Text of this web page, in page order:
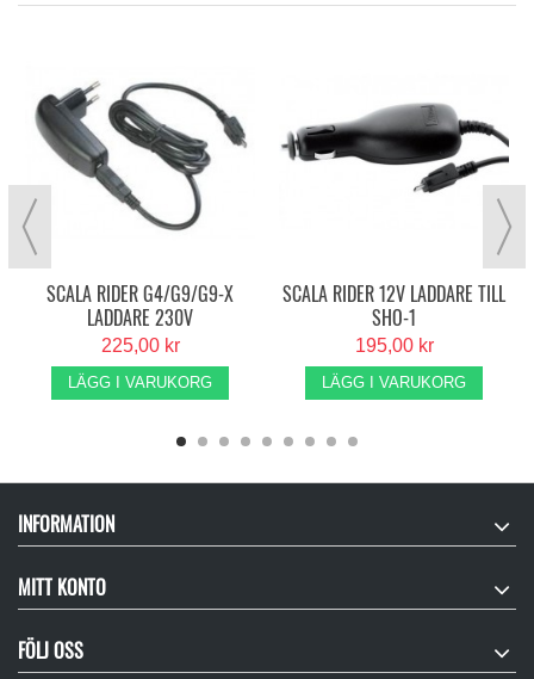
SCALA RIDER G4/G9/G9-X
LADDARE 230V
225,00 kr
LÄGG I VARUKORG
SCALA RIDER 12V LADDARE TILL
SHO-1
195,00 kr
LÄGG I VARUKORG
INFORMATION
MITT KONTO
FÖLJ OSS